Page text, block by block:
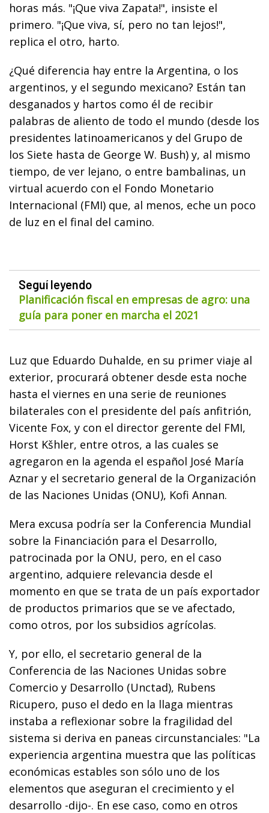
horas más. "¡Que viva Zapata!", insiste el
primero. "¡Que viva, sí, pero no tan lejos!",
replica el otro, harto.
¿Qué diferencia hay entre la Argentina, o los
argentinos, y el segundo mexicano? Están tan
desganados y hartos como él de recibir
palabras de aliento de todo el mundo (desde los
presidentes latinoamericanos y del Grupo de
los Siete hasta de George W. Bush) y, al mismo
tiempo, de ver lejano, o entre bambalinas, un
virtual acuerdo con el Fondo Monetario
Internacional (FMI) que, al menos, eche un poco
de luz en el final del camino.
Seguí leyendo
Planificación fiscal en empresas de agro: una
guía para poner en marcha el 2021
Luz que Eduardo Duhalde, en su primer viaje al
exterior, procurará obtener desde esta noche
hasta el viernes en una serie de reuniones
bilaterales con el presidente del país anfitrión,
Vicente Fox, y con el director gerente del FMI,
Horst Kšhler, entre otros, a las cuales se
agregaron en la agenda el español José María
Aznar y el secretario general de la Organización
de las Naciones Unidas (ONU), Kofi Annan.
Mera excusa podría ser la Conferencia Mundial
sobre la Financiación para el Desarrollo,
patrocinada por la ONU, pero, en el caso
argentino, adquiere relevancia desde el
momento en que se trata de un país exportador
de productos primarios que se ve afectado,
como otros, por los subsidios agrícolas.
Y, por ello, el secretario general de la
Conferencia de las Naciones Unidas sobre
Comercio y Desarrollo (Unctad), Rubens
Ricupero, puso el dedo en la llaga mientras
instaba a reflexionar sobre la fragilidad del
sistema si deriva en paneas circunstanciales: "La
experiencia argentina muestra que las políticas
económicas estables son sólo uno de los
elementos que aseguran el crecimiento y el
desarrollo -dijo-. En ese caso, como en otros